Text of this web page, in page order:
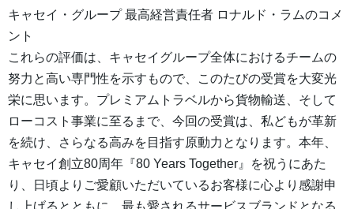
キャセイ・グループ 最高経営責任者 ロナルド・ラムのコメ
ント
これらの評価は、キャセイグループ全体におけるチームの
努力と高い専門性を示すもので、このたびの受賞を大変光
栄に思います。プレミアムトラベルから貨物輸送、そして
ローコスト事業に至るまで、今回の受賞は、私どもが革新
を続け、さらなる高みを目指す原動力となります。本年、
キャセイ創立80周年『80 Years Together』を祝うにあた
り、日頃よりご愛顧いただいているお客様に心より感謝申